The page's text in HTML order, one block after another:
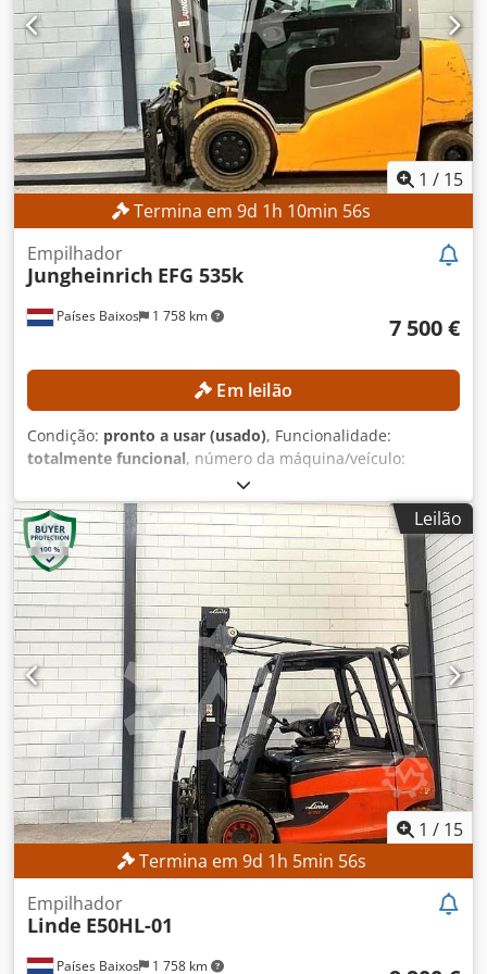
1 / 15
Termina em 9d 1h 10min 54s
Países Baixos 1 758 km
Empilhador
Jungheinrich EFG 535k
7 500 €
Em leilão
Condição: pronto a usar (usado), Funcionalidade:
totalmente funcional, número da máquina/veículo:
2017
4 812 h, capacidade de carga:3 500 kg, altura de elevação:
5 010 mm, elevação livre:1 780 mm, tipo de mastro:
triplex, comprimento do garfo:1 600 mm, DETALHES
TÉCNICOS Capacidade de elevação: 3.500 kg Altura de
elevação: 5.010 mm Elevação livre: 1.780 mm Altura de
passagem: 2.350 mm Comprimento dos garfos: 1.600 mm
Largura mínima dos garfos: 560 mm Largura máxima dos
garfos: 2.080 mm DETALHES DA MÁQUINA Mastro: Triplex
Djdozrml Iopfx Abqewa Tipo de combustível: Elétrico Tipo
de bateria: 5 PzS 775 Ano de fabricação da bateria: 2017
Capacidade da bateria: 775 Ah Tensão da bateria: 80 V
Número de rodas: 4 Dimensões e peso Dimensões (C x L x
A): 3.805 x 1.340 x 2.370 mm Peso em vazio: 6.171 kg Horas
de operação: 4.812 h EQUIPAMENTO Dispositivo adicional:
Rotador com ajuste de garfos Cabine completa
Aquecimento Luzes de trabalho Mastro triplex com
elevação livre Rotador com ajuste de garfos Pneus que não
deixam marcas Documentação Marcação CE
Leilão
1 / 15
Termina em 9d 1h 5min 54s
Países Baixos 1 758 km
Empilhador
Linde E50HL-01